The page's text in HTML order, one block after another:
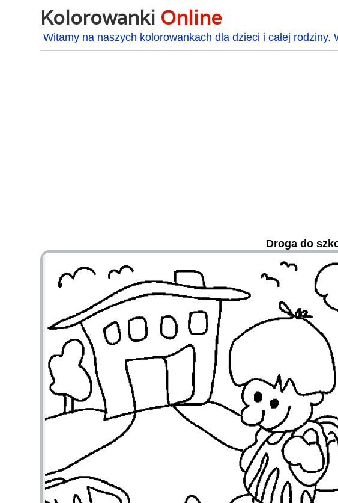
Kolorowanki Online
Witamy na naszych kolorowankach dla dzieci i całej
Droga do